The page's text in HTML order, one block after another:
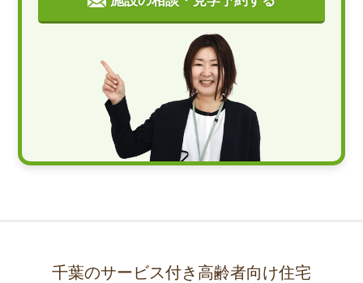
千葉のサービス付き高齢者向け住宅